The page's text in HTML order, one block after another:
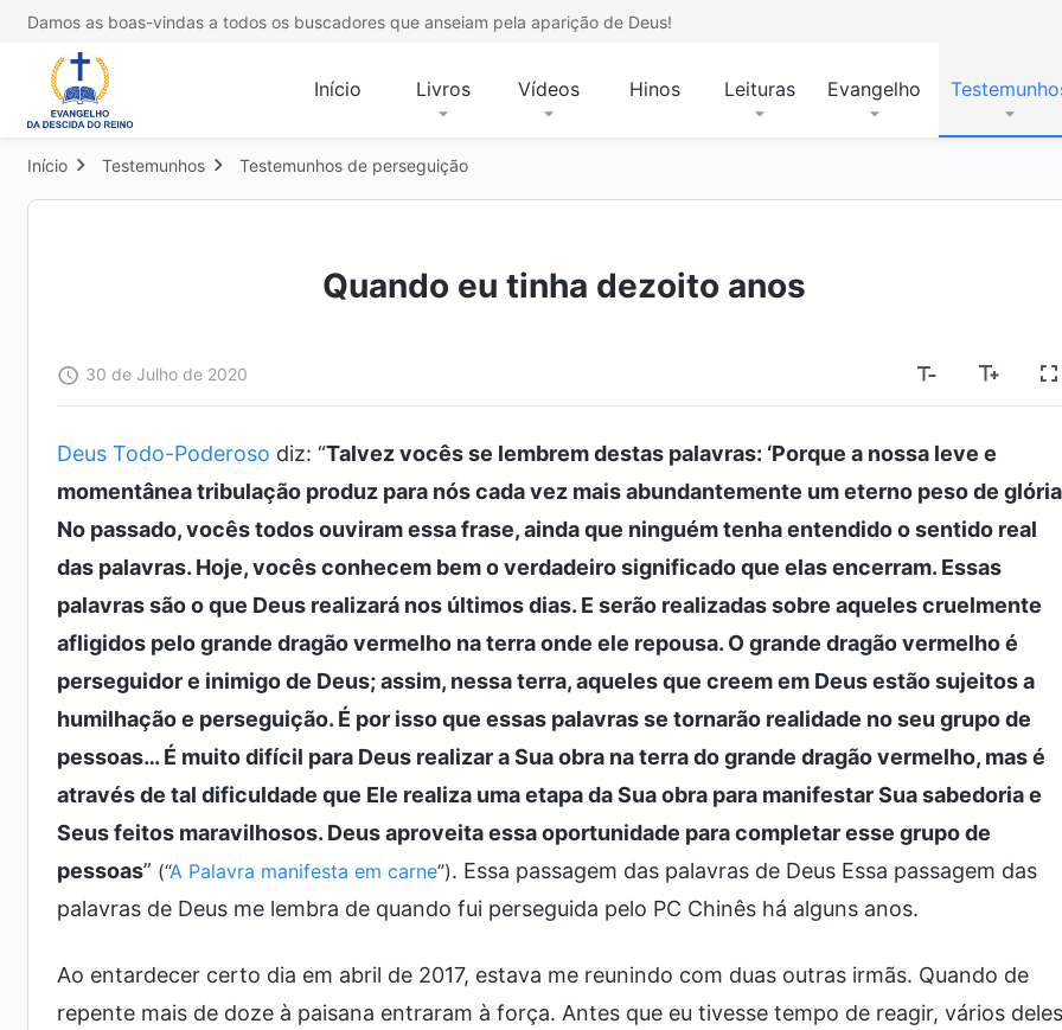
Damos as boas-vindas a todos os buscadores que anseiam pela aparição de Deus!
Início Livros Vídeos Hinos Leituras Evangelho
Início Testemunhos Testemunhos de perseguição
Quando eu tinha dezoito anos
30 de Julho de 2020
Deus Todo-Poderoso diz: “Talvez vocês se lembrem destas palavras: ‘Porque a nossa leve e
momentânea tribulação produz para nós cada vez mais abundantemente um eterno peso de
No passado, vocês todos ouviram essa frase, ainda que ninguém tenha entendido o sentido real
das palavras. Hoje, vocês conhecem bem o verdadeiro significado que elas encerram. Essas
palavras são o que Deus realizará nos últimos dias. E serão realizadas sobre aqueles cruelmente
afligidos pelo grande dragão vermelho na terra onde ele repousa. O grande dragão vermelho é
perseguidor e inimigo de Deus; assim, nessa terra, aqueles que creem em Deus estão sujeitos a
humilhação e perseguição. É por isso que essas palavras se tornarão realidade no seu grupo de
pessoas… É muito difícil para Deus realizar a Sua obra na terra do grande dragão vermelho, mas é
através de tal dificuldade que Ele realiza uma etapa da Sua obra para manifestar Sua sabedoria e
Seus feitos maravilhosos. Deus aproveita essa oportunidade para completar esse grupo de
pessoas” (“A Palavra manifesta em carne”). Essa passagem das palavras de Deus Essa passagem das
palavras de Deus me lembra de quando fui perseguida pelo PC Chinês há alguns anos.
Ao entardecer certo dia em abril de 2017, estava me reunindo com duas outras irmãs. Quando de
repente mais de doze à paisana entraram à força. Antes que eu tivesse tempo de reagir, vários deles